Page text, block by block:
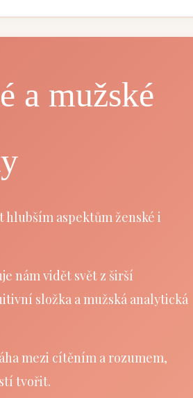
a mužské
hlubším aspektům ženské i
nám vidět svět z širší
složka a mužská analytická
mezi cítěním a rozumem,
tvořit.